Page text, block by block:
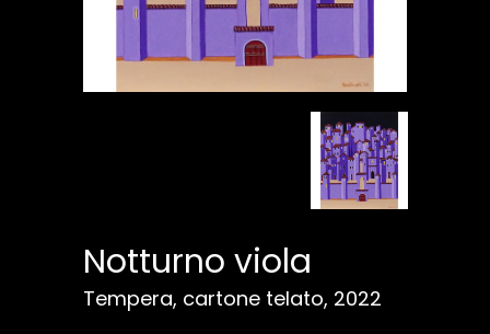
Notturno viola
Tempera, cartone telato, 2022